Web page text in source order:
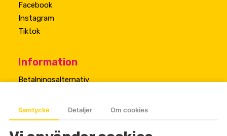
Samtycke Detaljer Om cookies
Facebook
Instagram
Tiktok
Information
Betalningsalternativ